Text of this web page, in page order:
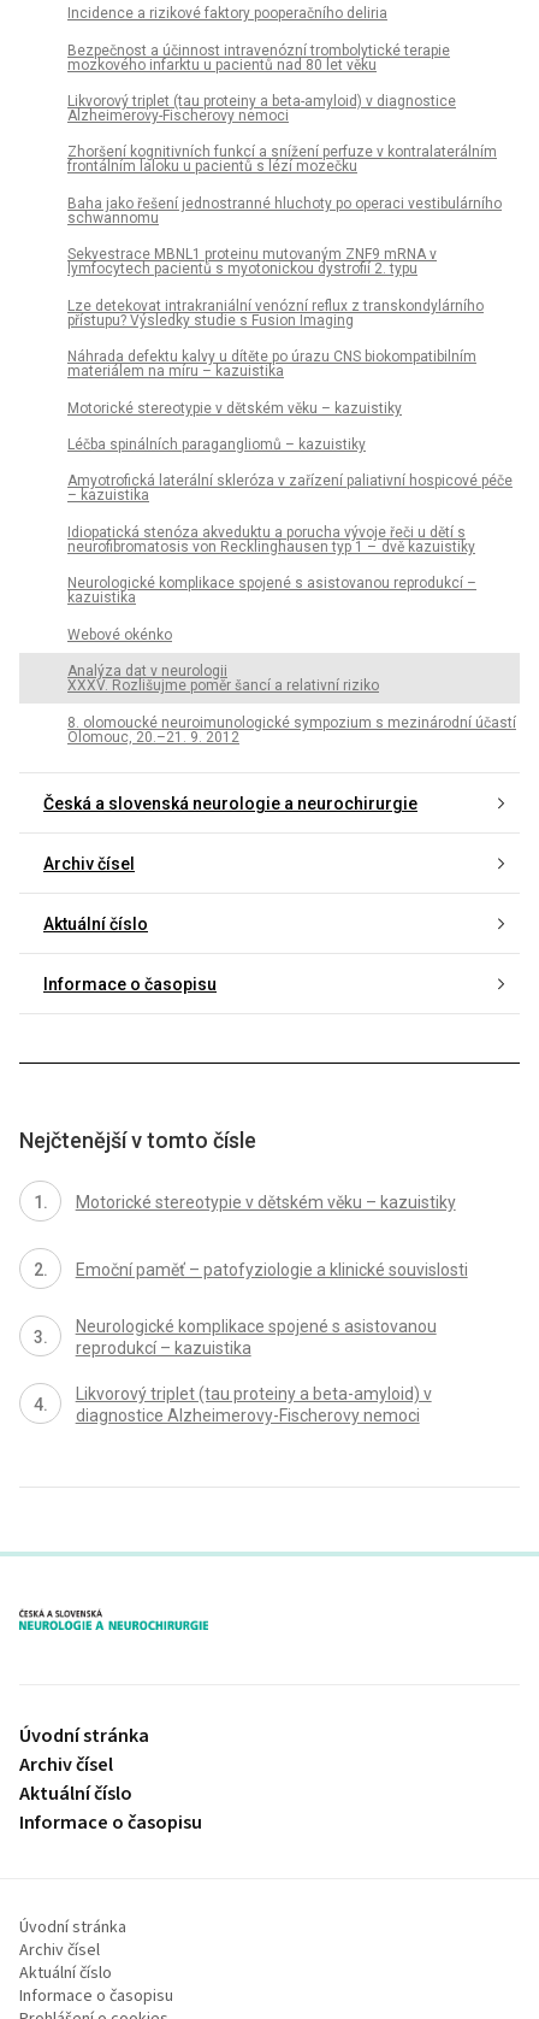
Incidence a rizikové faktory pooperačního deliria
Bezpečnost a účinnost intravenózní trombolytické terapie
mozkového infarktu u pacientů nad 80 let věku
Likvorový triplet (tau proteiny a beta-amyloid) v diagnostice
Alzheimerovy-Fischerovy nemoci
Zhoršení kognitivních funkcí a snížení perfuze v kontralaterálním
frontálním laloku u pacientů s lézí mozečku
Baha jako řešení jednostranné hluchoty po operaci vestibulárního
schwannomu
Sekvestrace MBNL1 proteinu mutovaným ZNF9 mRNA v
lymfocytech pacientů s myotonickou dystrofií 2. typu
Lze detekovat intrakraniální venózní reflux z transkondylárního
přístupu? Výsledky studie s Fusion Imaging
Náhrada defektu kalvy u dítěte po úrazu CNS biokompatibilním
materiálem na míru – kazuistika
Motorické stereotypie v dětském věku – kazuistiky
Léčba spinálních paragangliomů – kazuistiky
Amyotrofická laterální skleróza v zařízení paliativní hospicové péče
– kazuistika
Idiopatická stenóza akveduktu a porucha vývoje řeči u dětí s
neurofibromatosis von Recklinghausen typ 1 – dvě kazuistiky
Neurologické komplikace spojené s asistovanou reprodukcí –
kazuistika
Webové okénko
Analýza dat v neurologii
XXXV. Rozlišujme poměr šancí a relativní riziko
8. olomoucké neuroimunologické sympozium s mezinárodní účastí
Olomouc, 20.–21. 9. 2012
Česká a slovenská neurologie a neurochirurgie
Archiv čísel
Aktuální číslo
Informace o časopisu
Nejčtenější v tomto čísle
Motorické stereotypie v dětském věku – kazuistiky
Emoční paměť – patofyziologie a klinické souvislosti
Neurologické komplikace spojené s asistovanou
reprodukcí – kazuistika
Likvorový triplet (tau proteiny a beta-amyloid) v
diagnostice Alzheimerovy-Fischerovy nemoci
proLékaře.cz
Úvodní stránka
Archiv čísel
Aktuální číslo
Informace o časopisu
Úvodní stránka
Archiv čísel
Aktuální číslo
Informace o časopisu